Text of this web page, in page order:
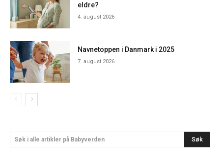
eldre?
4. august 2026
Navnetoppen i Danmark i 2025
7. august 2026
Søk i alle artikler på Babyverden Søk